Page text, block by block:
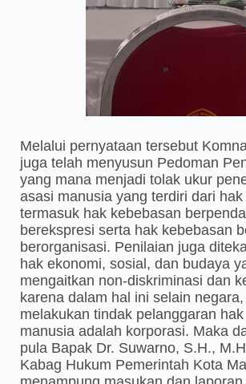
Melalui pernyataan tersebut
juga telah menyusun Pedoman
yang mana menjadi tolak ukur
asasi manusia yang terdiri dari
termasuk hak kebebasan
berekspresi serta hak kebebasan
berorganisasi. Penilaian juga
hak ekonomi, sosial, dan budaya
mengaitkan non-diskriminasi dan
karena dalam hal ini selain
melakukan tindak pelanggaran
manusia adalah korporasi. Maka
pula Bapak Dr. Suwarno, S.H.,
Kabag Hukum Pemerintah Kota